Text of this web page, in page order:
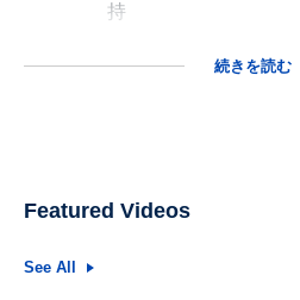
持
続きを読む
Featured Videos
See All